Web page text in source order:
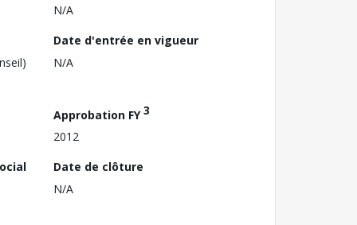
N/A
Date d'entrée en vigueur
N/A
Approbation FY3
2012
Date de clôture
N/A